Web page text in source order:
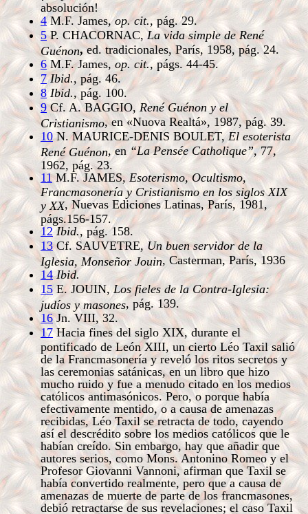
absolución!
4M.F. James,op. cit., pág. 29.
5P. CHACORNAC,La vida simple de René
Guénon,ed. tradicionales, París, 1958, pág. 24.
6 M.F. James, op. cit., págs. 44-45.
7 Ibid., pág. 46.
8 Ibid., pág. 100.
9Cf. A. BAGGIO, René Guénon y el
Cristianismo, en «Nuova Realtá», 1987, pág. 39.
10N. MAURICE-DENIS BOULET,El esoterista
René Guénon, en “La Pensée Catholique”, 77,
1962, pág. 23.
11M.F. JAMES, Esoterismo, Ocultismo,
Francmasonería y Cristianismo en los siglos XIX
y XX, Nuevas Ediciones Latinas, París, 1981,
págs.156-157.
12 Ibid., pág. 158.
13Cf. SAUVETRE, Un buen servidor de la
Iglesia, Monseñor Jouin, Casterman, París, 1936
14 Ibid.
15E. JOUIN,Los fieles de la Contra-Iglesia:
judíos y masones, pág. 139.
16Jn. VIII, 32.
17Hacia fines del siglo XIX, durante el
pontificado de León XIII, un cierto Léo Taxil salió
de la Francmasonería y reveló los ritos secretos y
las ceremonias satánicas, en un libro que hizo
mucho ruido y fue a menudo citado en los medios
católicos antimasónicos. Pero, o porque había
efectivamente mentido, o a causa de amenazas
recibidas, Léo Taxil se retracta de todo, cayendo
así el descrédito sobre los medios católicos que le
habían creído. Sin embargo, hay que añadir que
autores serios, como Mons. Antonino Romeo y el
Profesor Giovanni Vannoni, afirman que Taxil se
había convertido realmente, pero que a causa de
amenazas de muerte de parte de los francmasones,
debió retractarse de sus revelaciones; el caso Taxil